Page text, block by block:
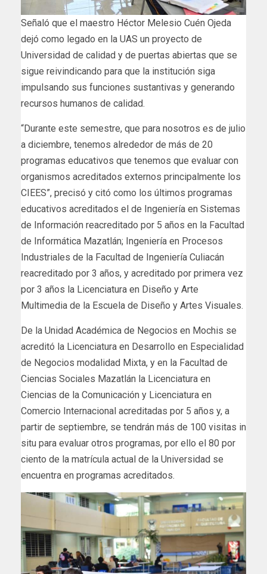
Señaló que el maestro Héctor Melesio Cuén Ojeda
dejó como legado en la UAS un proyecto de
Universidad de calidad y de puertas abiertas que se
sigue reivindicando para que la institución siga
impulsando sus funciones sustantivas y generando
recursos humanos de calidad.
“Durante este semestre, que para nosotros es de julio
a diciembre, tenemos alrededor de más de 20
programas educativos que tenemos que evaluar con
organismos acreditados externos principalmente los
CIEES”, precisó y citó como los últimos programas
educativos acreditados el de Ingeniería en Sistemas
de Información reacreditado por 5 años en la Facultad
de Informática Mazatlán; Ingeniería en Procesos
Industriales de la Facultad de Ingeniería Culiacán
reacreditado por 3 años, y acreditado por primera vez
por 3 años la Licenciatura en Diseño y Arte
Multimedia de la Escuela de Diseño y Artes Visuales.
De la Unidad Académica de Negocios en Mochis se
acreditó la Licenciatura en Desarrollo en Especialidad
de Negocios modalidad Mixta, y en la Facultad de
Ciencias Sociales Mazatlán la Licenciatura en
Ciencias de la Comunicación y Licenciatura en
Comercio Internacional acreditadas por 5 años y, a
partir de septiembre, se tendrán más de 100 visitas in
situ para evaluar otros programas, por ello el 80 por
ciento de la matrícula actual de la Universidad se
encuentra en programas acreditados.